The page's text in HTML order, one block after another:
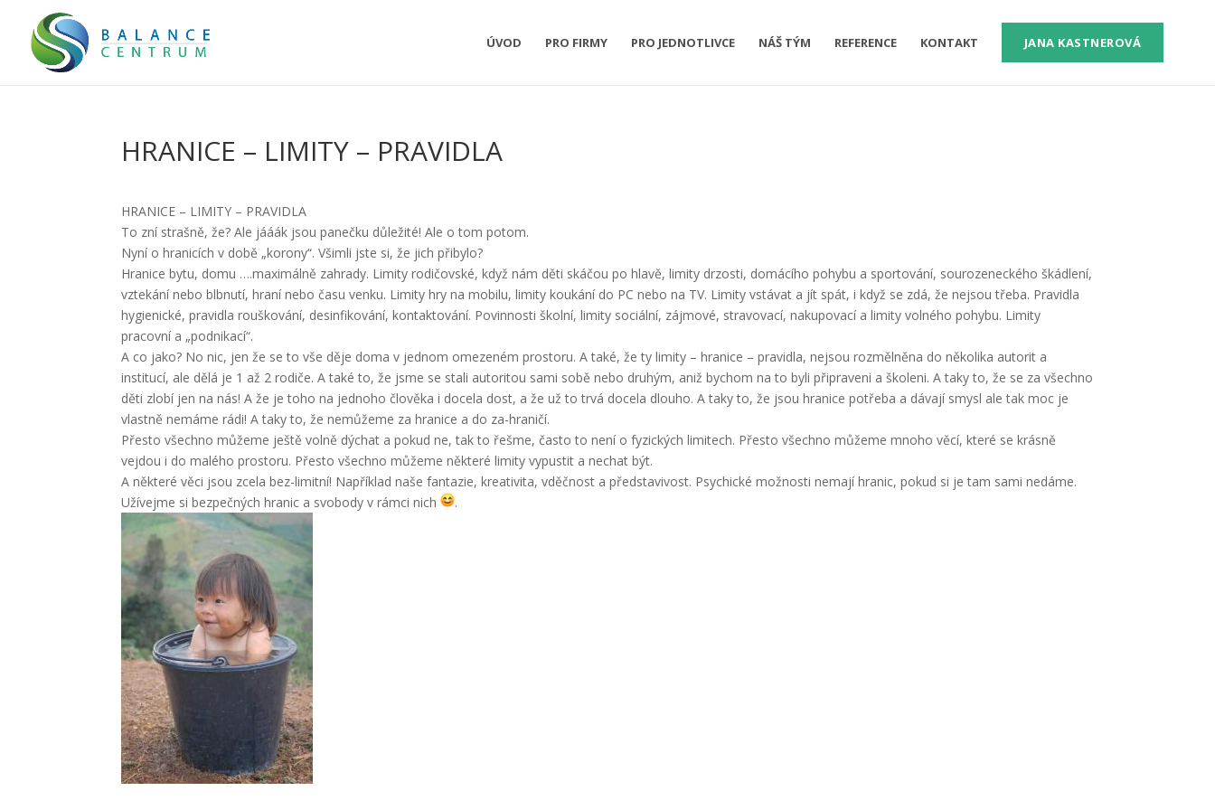
ÚVOD PRO FIRMY PRO JEDNOTLIVCE NÁŠ TÝM REFERENCE KONTAKT JANA KASTNEROVÁ
HRANICE – LIMITY – PRAVIDLA
HRANICE – LIMITY – PRAVIDLA
To zní strašně, že? Ale jááák jsou panečku důležité! Ale o tom potom.
Nyní o hranicích v době „korony“. Všimli jste si, že jich přibylo?
Hranice bytu, domu ….maximálně zahrady. Limity rodičovské, když nám děti skáčou po hlavě, limity drzosti, domácího pohybu a sportování, sourozeneckého škádlení,
vztekání nebo blbnutí, hraní nebo času venku. Limity hry na mobilu, limity koukání do PC nebo na TV. Limity vstávat a jít spát, i když se zdá, že nejsou třeba. Pravidla
hygienické, pravidla rouškování, desinfikování, kontaktování. Povinnosti školní, limity sociální, zájmové, stravovací, nakupovací a limity volného pohybu. Limity
pracovní a „podnikací“.
A co jako? No nic, jen že se to vše děje doma v jednom omezeném prostoru. A také, že ty limity – hranice – pravidla, nejsou rozmělněna do několika autorit a
institucí, ale dělá je 1 až 2 rodiče. A také to, že jsme se stali autoritou sami sobě nebo druhým, aniž bychom na to byli připraveni a školeni. A taky to, že se za všechno
děti zlobí jen na nás! A že je toho na jednoho člověka i docela dost, a že už to trvá docela dlouho. A taky to, že jsou hranice potřeba a dávají smysl ale tak moc je
vlastně nemáme rádi! A taky to, že nemůžeme za hranice a do za-hraničí.
Přesto všechno můžeme ještě volně dýchat a pokud ne, tak to řešme, často to není o fyzických limitech. Přesto všechno můžeme mnoho věcí, které se krásně
vejdou i do malého prostoru. Přesto všechno můžeme některé limity vypustit a nechat být.
A některé věci jsou zcela bez-limitní! Například naše fantazie, kreativita, vděčnost a představivost. Psychické možnosti nemají hranic, pokud si je tam sami nedáme.
Užívejme si bezpečných hranic a svobody v rámci nich
.